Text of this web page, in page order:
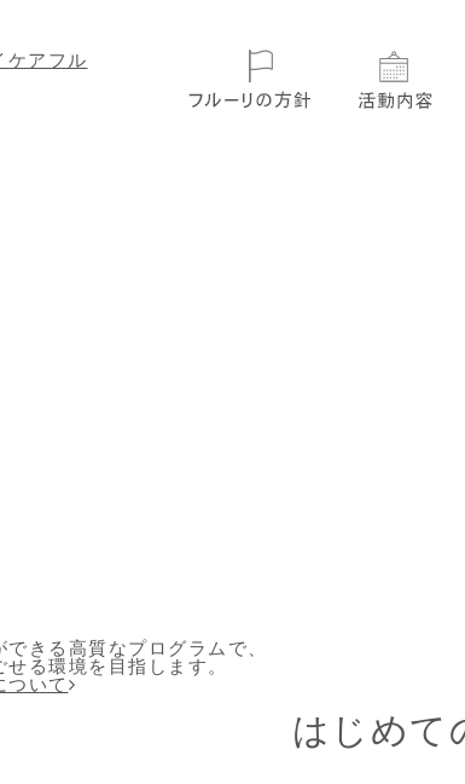
きる高質なプログラムで、
る環境を目指します。
ついて
はじめて